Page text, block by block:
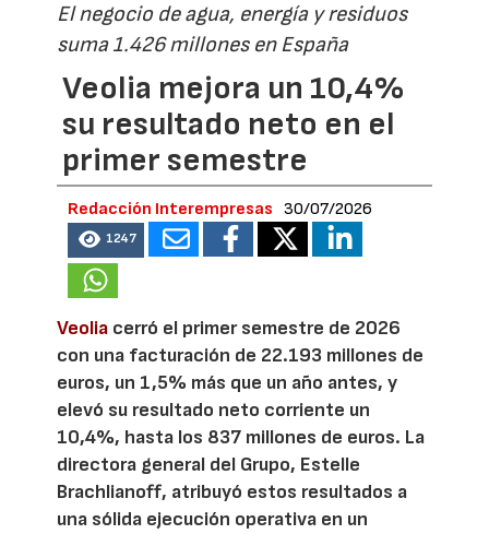
El negocio de agua, energía y residuos
suma 1.426 millones en España
Veolia mejora un 10,4%
su resultado neto en el
primer semestre
Redacción Interempresas 30/07/2026
1247
Veolia cerró el primer semestre de 2026
con una facturación de 22.193 millones de
euros, un 1,5% más que un año antes, y
elevó su resultado neto corriente un
10,4%, hasta los 837 millones de euros. La
directora general del Grupo, Estelle
Brachlianoff, atribuyó estos resultados a
una sólida ejecución operativa en un